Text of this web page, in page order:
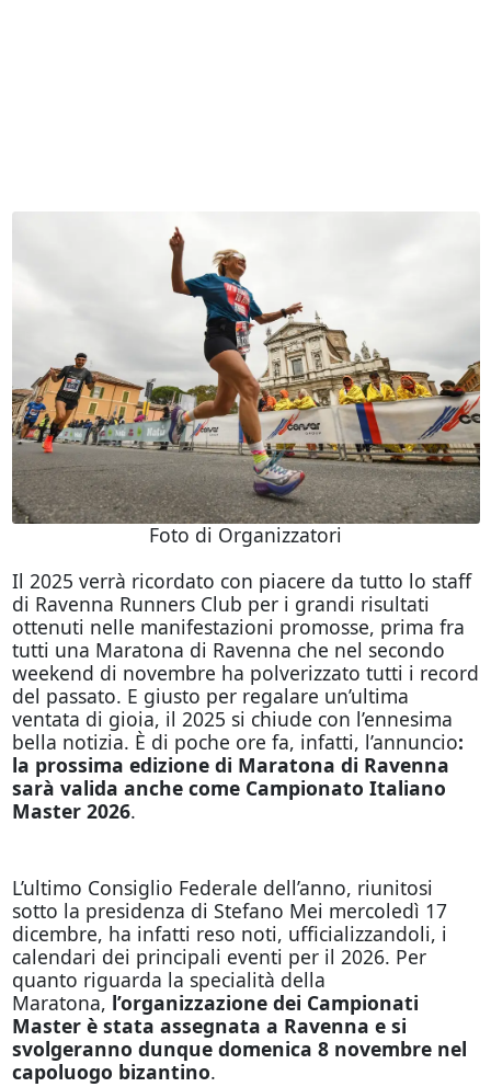
Foto di Organizzatori
Il 2025 verrà ricordato con piacere da tutto lo staff
di Ravenna Runners Club per i grandi risultati
ottenuti nelle manifestazioni promosse, prima fra
tutti una Maratona di Ravenna che nel secondo
weekend di novembre ha polverizzato tutti i record
del passato. E giusto per regalare un’ultima
ventata di gioia, il 2025 si chiude con l’ennesima
bella notizia. È di poche ore fa, infatti, l’annuncio:
la prossima edizione di Maratona di Ravenna
sarà valida anche come Campionato Italiano
Master 2026.
L’ultimo Consiglio Federale dell’anno, riunitosi
sotto la presidenza di Stefano Mei mercoledì 17
dicembre, ha infatti reso noti, ufficializzandoli, i
calendari dei principali eventi per il 2026. Per
quanto riguarda la specialità della
Maratona, l’organizzazione dei Campionati
Master è stata assegnata a Ravenna e si
svolgeranno dunque domenica 8 novembre nel
capoluogo bizantino.